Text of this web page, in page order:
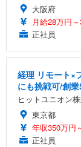
大阪府
月給28万円
正社員
経理 リモート×
にも挑戦可/創
ヒットユニオン
東京都
年収350万円
正社員